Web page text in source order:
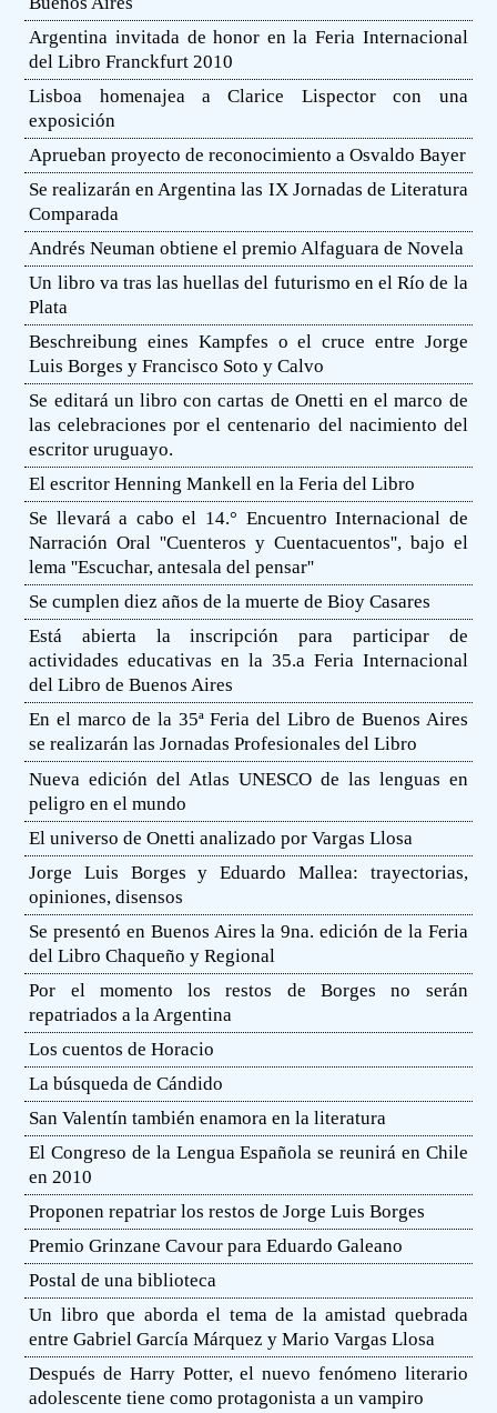
Argentina invitada de honor en la Feria Internacional
del Libro Franckfurt 2010
Lisboa homenajea a Clarice Lispector con una
exposición
Aprueban proyecto de reconocimiento a Osvaldo Bayer
Se realizarán en Argentina las IX Jornadas de Literatura
Comparada
Andrés Neuman obtiene el premio Alfaguara de Novela
Un libro va tras las huellas del futurismo en el Río de la
Plata
Beschreibung eines Kampfes o el cruce entre Jorge
Luis Borges y Francisco Soto y Calvo
Se editará un libro con cartas de Onetti en el marco de
las celebraciones por el centenario del nacimiento del
escritor uruguayo.
El escritor Henning Mankell en la Feria del Libro
Se llevará a cabo el 14.° Encuentro Internacional de
Narración Oral ''Cuenteros y Cuentacuentos'', bajo el
lema ''Escuchar, antesala del pensar''
Se cumplen diez años de la muerte de Bioy Casares
Está abierta la inscripción para participar de
actividades educativas en la 35.a Feria Internacional
del Libro de Buenos Aires
En el marco de la 35ª Feria del Libro de Buenos Aires
se realizarán las Jornadas Profesionales del Libro
Nueva edición del Atlas UNESCO de las lenguas en
peligro en el mundo
El universo de Onetti analizado por Vargas Llosa
Jorge Luis Borges y Eduardo Mallea: trayectorias,
opiniones, disensos
Se presentó en Buenos Aires la 9na. edición de la Feria
del Libro Chaqueño y Regional
Por el momento los restos de Borges no serán
repatriados a la Argentina
Los cuentos de Horacio
La búsqueda de Cándido
San Valentín también enamora en la literatura
El Congreso de la Lengua Española se reunirá en Chile
en 2010
Proponen repatriar los restos de Jorge Luis Borges
Premio Grinzane Cavour para Eduardo Galeano
Postal de una biblioteca
Un libro que aborda el tema de la amistad quebrada
entre Gabriel García Márquez y Mario Vargas Llosa
Después de Harry Potter, el nuevo fenómeno literario
adolescente tiene como protagonista a un vampiro